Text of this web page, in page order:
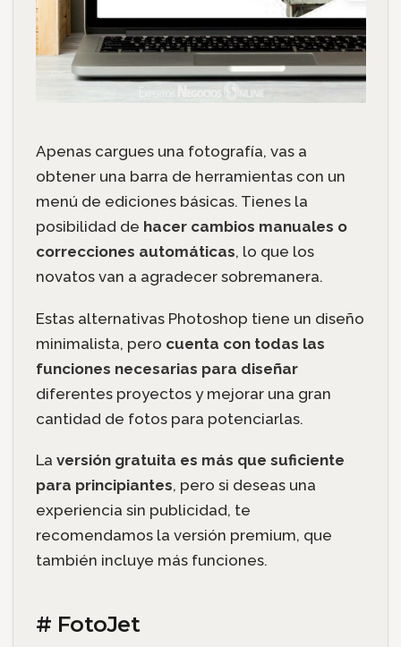
Apenas cargues una fotografía, vas a
obtener una barra de herramientas con un
menú de ediciones básicas. Tienes la
posibilidad de hacer cambios manuales o
correcciones automáticas, lo que los
novatos van a agradecer sobremanera.
Estas alternativas Photoshop tiene un diseño
minimalista, pero cuenta con todas las
funciones necesarias para diseñar
diferentes proyectos y mejorar una gran
cantidad de fotos para potenciarlas.
La versión gratuita es más que suficiente
para principiantes, pero si deseas una
experiencia sin publicidad, te
recomendamos la versión premium, que
también incluye más funciones.
# FotoJet